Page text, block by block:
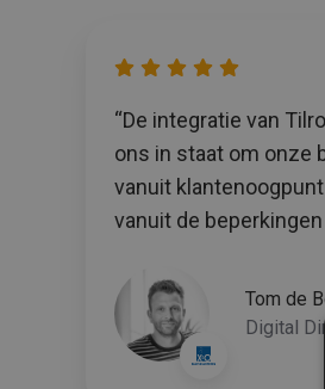
“De integratie van
ons in staat om onze
vanuit
vanuit de
Tom de
Digital